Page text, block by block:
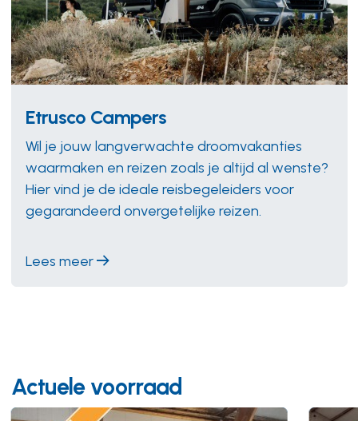
Etrusco Campers
Wil je jouw langverwachte droomvakanties
waarmaken en reizen zoals je altijd al wenste?
Hier vind je de ideale reisbegeleiders voor
gegarandeerd onvergetelijke reizen.
Lees meer
Actuele voorraad